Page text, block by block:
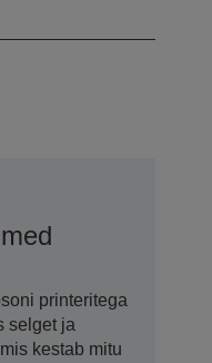
printeritega
selget ja
kestab mitu